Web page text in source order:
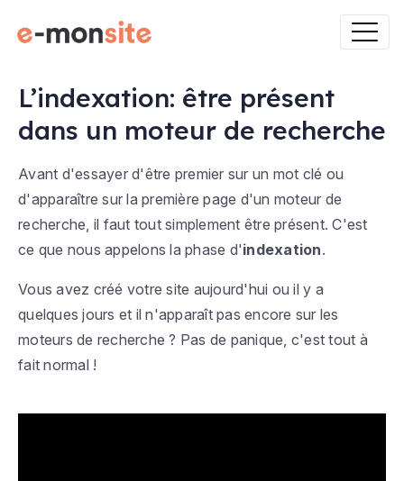
L’indexation: être présent
dans un moteur de recherche
Avant d'essayer d'être premier sur un mot clé ou
d'apparaître sur la première page d'un moteur de
recherche, il faut tout simplement être présent. C'est
ce que nous appelons la phase d'indexation.
Vous avez créé votre site aujourd'hui ou il y a
quelques jours et il n'apparaît pas encore sur les
moteurs de recherche ? Pas de panique, c'est tout à
fait normal !